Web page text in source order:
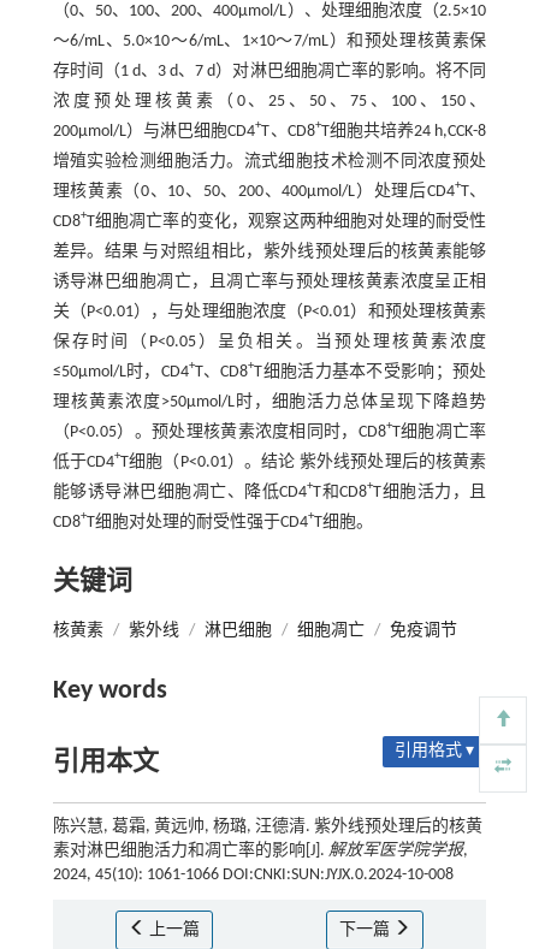
（0、50、100、200、400μmol/L）、处理细胞浓度（2.5×10
～6/mL、5.0×10～6/mL、1×10～7/mL）和预处理核黄素保
存时间（1 d、3 d、7 d）对淋巴细胞凋亡率的影响。将不同
浓度预处理核黄素（0、25、50、75、100、150、
200μmol/L）与淋巴细胞CD4+T、CD8+T细胞共培养24 h,CCK-8
增殖实验检测细胞活力。流式细胞技术检测不同浓度预处
理核黄素（0、10、50、200、400μmol/L）处理后CD4+T、
CD8+T细胞凋亡率的变化，观察这两种细胞对处理的耐受性
差异。结果 与对照组相比，紫外线预处理后的核黄素能够
诱导淋巴细胞凋亡，且凋亡率与预处理核黄素浓度呈正相
关（P<0.01），与处理细胞浓度（P<0.01）和预处理核黄素
保存时间（P<0.05）呈负相关。当预处理核黄素浓度
≤50μmol/L时，CD4+T、CD8+T细胞活力基本不受影响；预处
理核黄素浓度>50μmol/L时，细胞活力总体呈现下降趋势
（P<0.05）。预处理核黄素浓度相同时，CD8+T细胞凋亡率
低于CD4+T细胞（P<0.01）。结论 紫外线预处理后的核黄素
能够诱导淋巴细胞凋亡、降低CD4+T和CD8+T细胞活力，且
CD8+T细胞对处理的耐受性强于CD4+T细胞。
关键词
核黄素 / 紫外线 / 淋巴细胞 / 细胞凋亡 / 免疫调节
Key words
引用本文 引用格式 ▾
陈兴慧, 葛霜, 黄远帅, 杨璐, 汪德清. 紫外线预处理后的核黄
素对淋巴细胞活力和凋亡率的影响[J]. 解放军医学院学报,
2024, 45(10): 1061-1066 DOI:CNKI:SUN:JYJX.0.2024-10-008
上一篇 下一篇